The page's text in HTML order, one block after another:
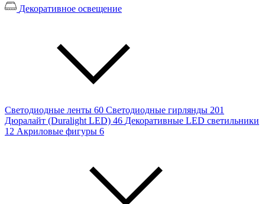
Декоративное освещение
Светодиодные ленты 60 Светодиодные гирлянды 201
Дюралайт (Duralight LED) 46 Декоративные LED светильники
12 Акриловые фигуры 6